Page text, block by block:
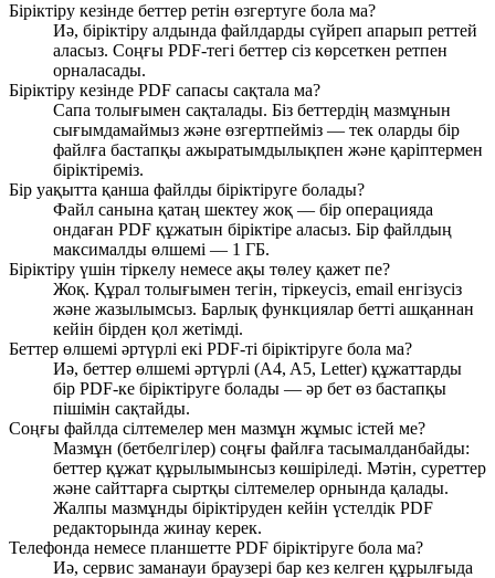
Біріктіру кезінде беттер ретін өзгертуге бола ма?
Иә, біріктіру алдында файлдарды сүйреп апарып реттей
аласыз. Соңғы PDF-тегі беттер сіз көрсеткен ретпен
орналасады.
Біріктіру кезінде PDF сапасы сақтала ма?
Сапа толығымен сақталады. Біз беттердің мазмұнын
сығымдамаймыз және өзгертпейміз — тек оларды бір
файлға бастапқы ажыратымдылықпен және қаріптермен
біріктіреміз.
Бір уақытта қанша файлды біріктіруге болады?
Файл санына қатаң шектеу жоқ — бір операцияда
ондаған PDF құжатын біріктіре аласыз. Бір файлдың
максималды өлшемі — 1 ГБ.
Біріктіру үшін тіркелу немесе ақы төлеу қажет пе?
Жоқ. Құрал толығымен тегін, тіркеусіз, email енгізусіз
және жазылымсыз. Барлық функциялар бетті ашқаннан
кейін бірден қол жетімді.
Беттер өлшемі әртүрлі екі PDF-ті біріктіруге бола ма?
Иә, беттер өлшемі әртүрлі (A4, A5, Letter) құжаттарды
бір PDF-ке біріктіруге болады — әр бет өз бастапқы
пішімін сақтайды.
Соңғы файлда сілтемелер мен мазмұн жұмыс істей ме?
Мазмұн (бетбелгілер) соңғы файлға тасымалданбайды:
беттер құжат құрылымынсыз көшіріледі. Мәтін, суреттер
және сайттарға сыртқы сілтемелер орнында қалады.
Жалпы мазмұнды біріктіруден кейін үстелдік PDF
редакторында жинау керек.
Телефонда немесе планшетте PDF біріктіруге бола ма?
Иә, сервис заманауи браузері бар кез келген құрылғыда